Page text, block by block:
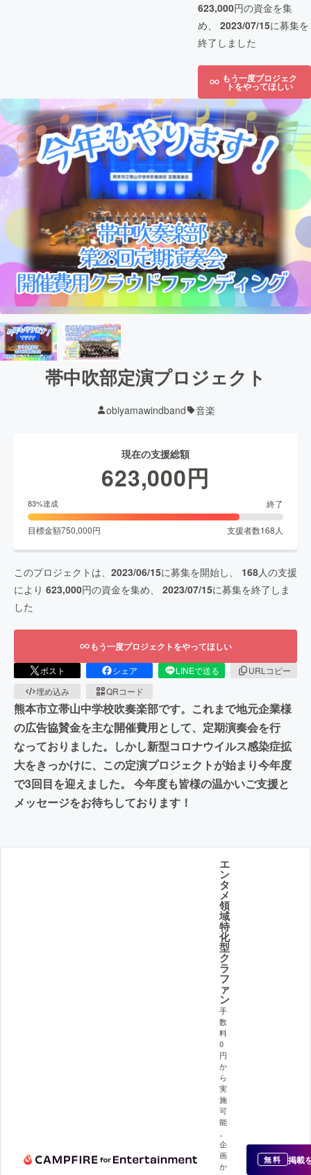
623,000円の資金を集
め、 2023/07/15に募集を
終了しました
もう一度プロジェク
トをやってほしい
帯中吹部定演プロジェクト
obiyamawindband 音楽
現在の支援総額
623,000円
83%達成 終了
目標金額750,000円 支援者数168 人
このプロジェクトは、 2023/06/15に募集を開始し、 168人の支援
により 623,000円の資金を集め、 2023/07/15に募集を終了しま
した
もう一度プロジェクトをやってほしい
ポスト シェア LINEで送る
URLコピー
埋め込み
QRコード
熊本市立帯山中学校吹奏楽部です。これまで地元企業様
の広告協賛金を主な開催費用として、定期演奏会を行
なっておりました。しかし新型コロナウイルス感染症拡
大をきっかけに、この定演プロジェクトが始まり今年度
で3回目を迎えました。 今年度も皆様の温かいご支援と
メッセージをお待ちしております！
エ
ン
タ
メ
領
域
特
化
型
ク
ラ
フ
ァ
ン
手
数
料
0
円
か
ら
実
施
可
能
企
画
か
無料 掲載